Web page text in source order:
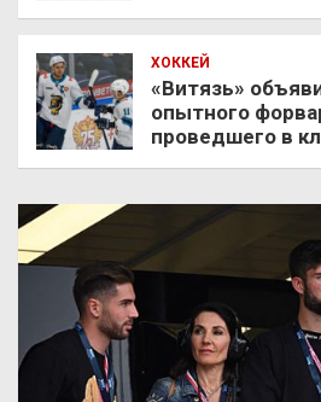
ХОККЕЙ
«Витязь»
опытного
проведшего в